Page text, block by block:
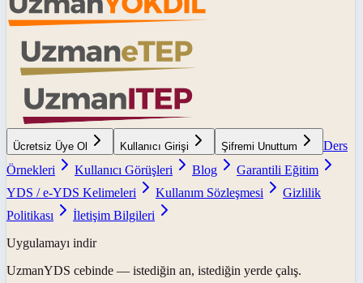
Ücretsiz Üye Ol Kullanıcı Girişi Şifremi Unuttum
Ders
Örnekleri
Kullanıcı Görüşleri Blog
Garantili Eğitim
YDS / e-YDS Kelimeleri
Kullanım Sözleşmesi
Gizlilik
Politikası
İletişim Bilgileri
Uygulamayı indir
UzmanYDS cebinde — istediğin an, istediğin yerde çalış.